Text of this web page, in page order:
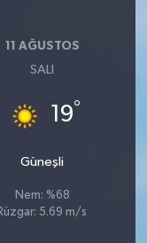
11 AĞUSTOS
SALI
19°
Güneşli
Nem: %68
Rüzgar: 5.69 m/s